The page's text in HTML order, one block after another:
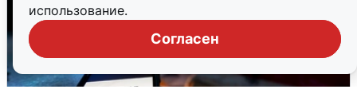
использование.
Согласен